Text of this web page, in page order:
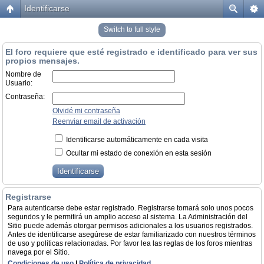
Identificarse
Switch to full style
El foro requiere que esté registrado e identificado para ver sus
propios mensajes.
Nombre de
Usuario:
Contraseña:
Olvidé mi contraseña
Reenviar email de activación
Identificarse automáticamente en cada visita
Ocultar mi estado de conexión en esta sesión
Registrarse
Para autenticarse debe estar registrado. Registrarse tomará solo unos pocos
segundos y le permitirá un amplio acceso al sistema. La Administración del
Sitio puede además otorgar permisos adicionales a los usuarios registrados.
Antes de identificarse asegúrese de estar familiarizado con nuestros términos
de uso y políticas relacionadas. Por favor lea las reglas de los foros mientras
navega por el Sitio.